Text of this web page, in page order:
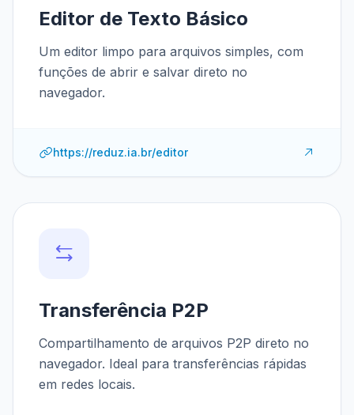
Editor de Texto Básico
Um editor limpo para arquivos simples, com
funções de abrir e salvar direto no
navegador.
https://reduz.ia.br/editor
Transferência P2P
Compartilhamento de arquivos P2P direto no
navegador. Ideal para transferências rápidas
em redes locais.